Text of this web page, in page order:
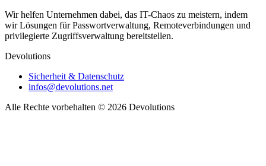
Wir helfen Unternehmen dabei, das IT-Chaos zu meistern, indem
wir Lösungen für Passwortverwaltung, Remoteverbindungen und
privilegierte Zugriffsverwaltung bereitstellen.
Devolutions
Sicherheit & Datenschutz
infos@devolutions.net
Alle Rechte vorbehalten © 2026 Devolutions